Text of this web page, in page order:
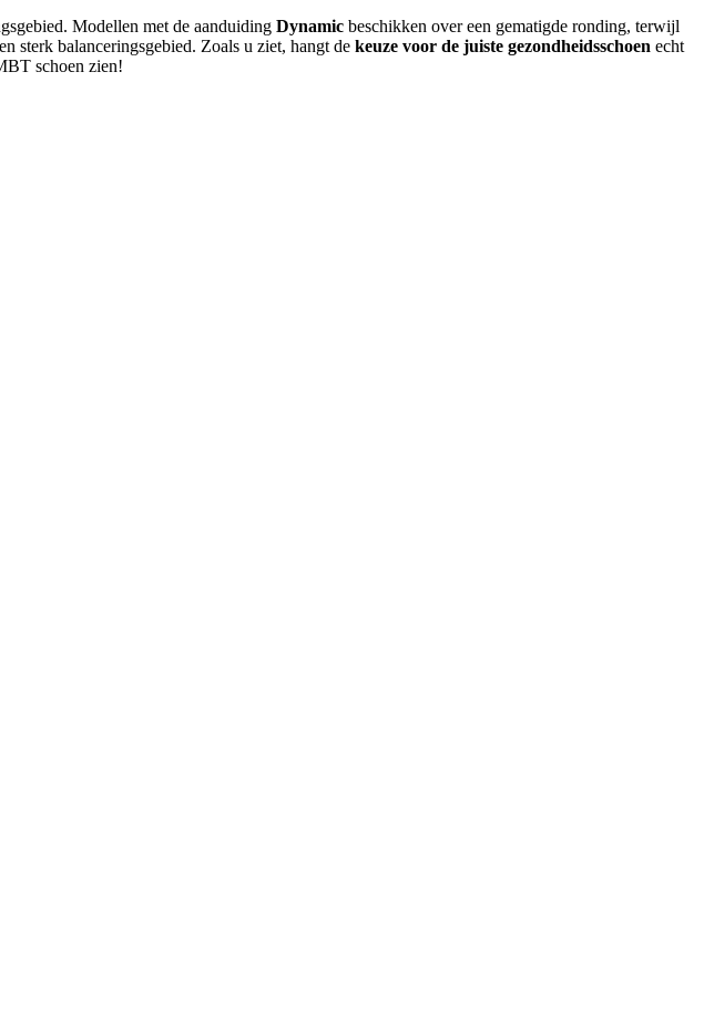
Modellen met de aanduiding Dynamic beschikken over een gematigde ronding, terwijl
sterk balanceringsgebied. Zoals u ziet, hangt de keuze voor de juiste gezondheidsschoen echt
schoen zien!